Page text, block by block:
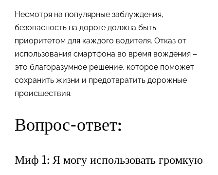
Несмотря на популярные заблуждения,
безопасность на дороге должна быть
приоритетом для каждого водителя. Отказ от
использования смартфона во время вождения –
это благоразумное решение, которое поможет
сохранить жизни и предотвратить дорожные
происшествия.
Вопрос-ответ:
Миф 1: Я могу использовать громкую